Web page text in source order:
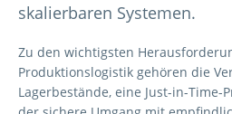
skalierbaren Systemen.
Zu den wichtigsten
Produktionslogistik gehören die
Lagerbestände, eine Just-in-